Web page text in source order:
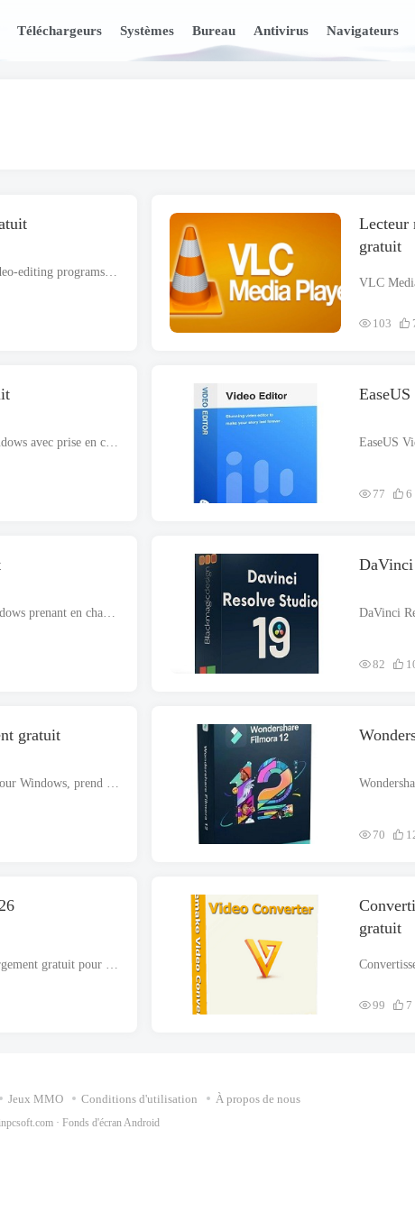
Téléchargeurs Systèmes Bureau Antivirus Navigateurs
offering a lot of professional-level tools to edit your
Lecteur
gratuit
103
77 6
DaVinci
82
gratuit
70
Réparation stellaire pour la vidéo 2026 téléchargement gratuit pour Windows, prend en charge les architectures 32 bits et 64 bits. Le fichier d'installation est complètement autonome et constitue également un programme d'installation hors ligne..
gratuit
99 7
Jeux MMO Conditions d'utilisation À propos de nous
· Fonds d'écran Android